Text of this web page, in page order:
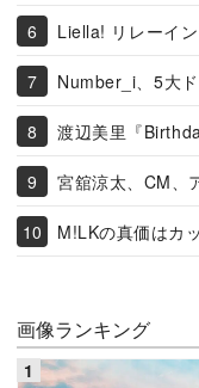
Liella! リレーイ
Number_i、5大
渡辺美里『
宮舘涼太、CM、
M!LKの真価はカ
画像ランキング